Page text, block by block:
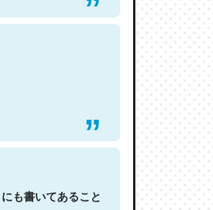
も書いてあること
に正しくてわかり